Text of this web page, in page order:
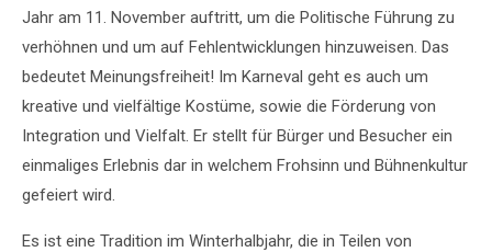
Jahr am 11. November auftritt, um die Politische Führung zu
verhöhnen und um auf Fehlentwicklungen hinzuweisen. Das
bedeutet Meinungsfreiheit! Im Karneval geht es auch um
kreative und vielfältige Kostüme, sowie die Förderung von
Integration und Vielfalt. Er stellt für Bürger und Besucher ein
einmaliges Erlebnis dar in welchem Frohsinn und Bühnenkultur
gefeiert wird.
Es ist eine Tradition im Winterhalbjahr, die in Teilen von